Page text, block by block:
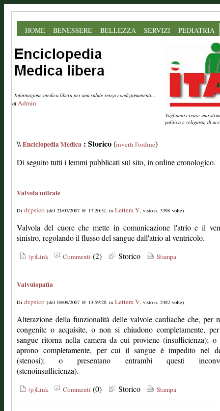
HOME BENESSERE BELLEZZA SERVIZI PEDIATRIA
Informazione medica libera per una salute senza condizionamenti...
di Admin
Vogliamo creare uno
politica e religiosa, di
\\Enciclopedia Medica : Storico(inverti l'ordine)
Di seguito tutti i lemmi pubblicati sul sito, in ordine cronologico.
Valvola mitrale
Di dr.psico (del 21/07/2007 @ 17:20:51, in Lettera V, visto n. 3398 volte)
Valvola del cuore che mette in comunicazione l'atrio e il
sinistro, regolando il flusso del sangue dall'atrio al ventricolo.
(p)Link Commenti (2) Storico Stampa
Valvulopatìa
Di dr.psico (del 08/09/2007 @ 13:59:28, in Lettera V, visto n. 2482 volte)
Alterazione della funzionalità delle valvole cardiache che, per
congenite o acquisite, o non si chiudono completamente,
sangue ritorna nella camera da cui proviene (insufficienza);
aprono completamente, per cui il sangue è impedito nel
(stenosi); o presentano entrambi questi
(stenoinsufficienza).
(p)Link Commenti (0) Storico Stampa